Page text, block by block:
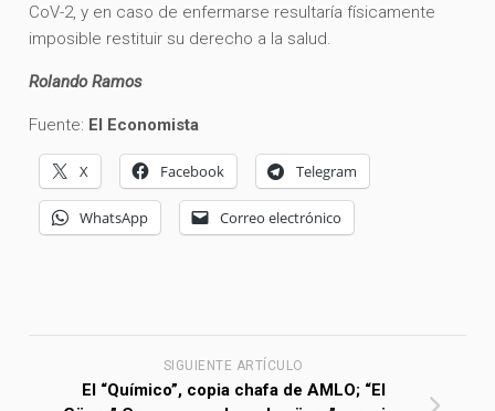
CoV-2, y en caso de enfermarse resultaría físicamente
imposible restituir su derecho a la salud.
Rolando Ramos
Fuente: El Economista
X Facebook Telegram
WhatsApp Correo electrónico
SIGUIENTE ARTÍCULO
El “Químico”, copia chafa de AMLO; “El